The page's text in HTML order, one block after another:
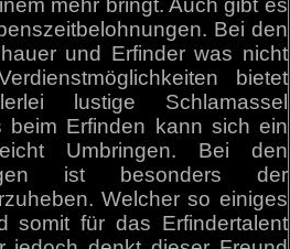
mehr bringt. Auch gibt es
Bei den
und Erfinder was nicht
bietet
lustige Schlamassel
beim Erfinden kann sich ein
Umbringen. Bei den
ist besonders der
Welcher so einiges
somit für das Erfindertalent